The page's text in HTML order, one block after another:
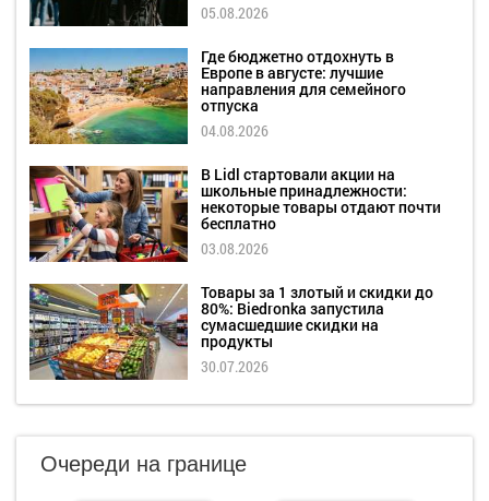
05.08.2026
Где бюджетно отдохнуть в
Европе в августе: лучшие
направления для семейного
отпуска
04.08.2026
В Lidl стартовали акции на
школьные принадлежности:
некоторые товары отдают почти
бесплатно
03.08.2026
Товары за 1 злотый и скидки до
80%: Biedronka запустила
сумасшедшие скидки на
продукты
30.07.2026
Очереди на границе